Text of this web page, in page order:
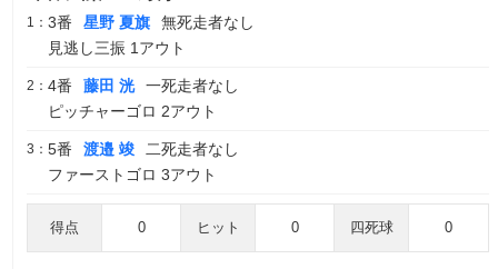
1： 3番 星野 夏旗
無死走者なし
見逃し三振 1アウト
2： 4番 藤田 洸
一死走者なし
ピッチャーゴロ 2アウト
3： 5番 渡邉 竣
二死走者なし
ファーストゴロ 3アウト
得点 0 ヒット 0 四死球 0